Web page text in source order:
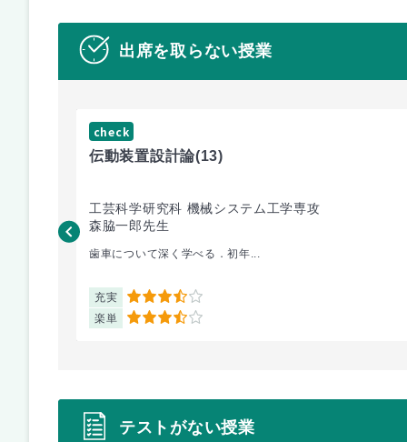
出席を取らない授業
check
伝動装置設計論(13)
工芸科学研究科 機械システム工学専攻
森脇一郎先生
歯車について深く学べる．初年...
充実 3.5
楽単 3.5
テストがない授業